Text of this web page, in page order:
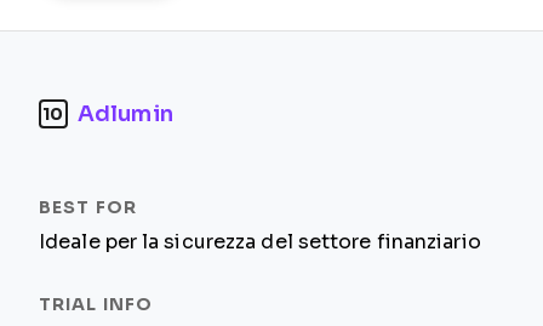
10 Adlumin
Ideale per la sicurezza del settore finanziario